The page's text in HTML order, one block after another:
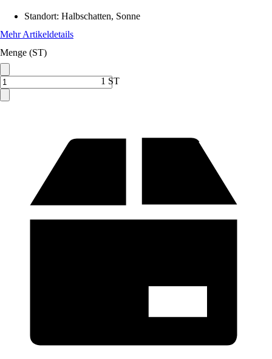
Standort: Halbschatten, Sonne
Mehr Artikeldetails
Menge (ST)
1 ST